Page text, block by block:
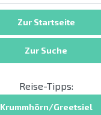
Zur Startseite
Zur Suche
Reise-Tipps:
Krummhörn/Greetsiel